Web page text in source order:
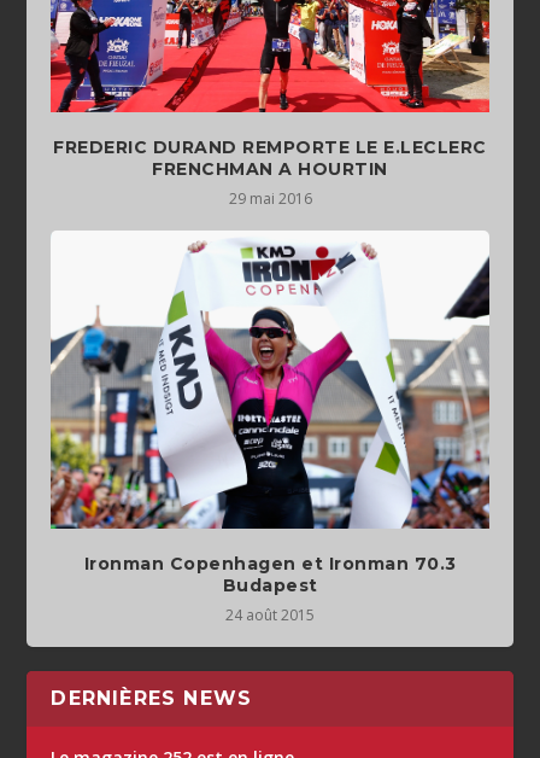
FREDERIC DURAND REMPORTE LE E.LECLERC
FRENCHMAN A HOURTIN
29 mai 2016
Ironman Copenhagen et Ironman 70.3
Budapest
24 août 2015
DERNIÈRES NEWS